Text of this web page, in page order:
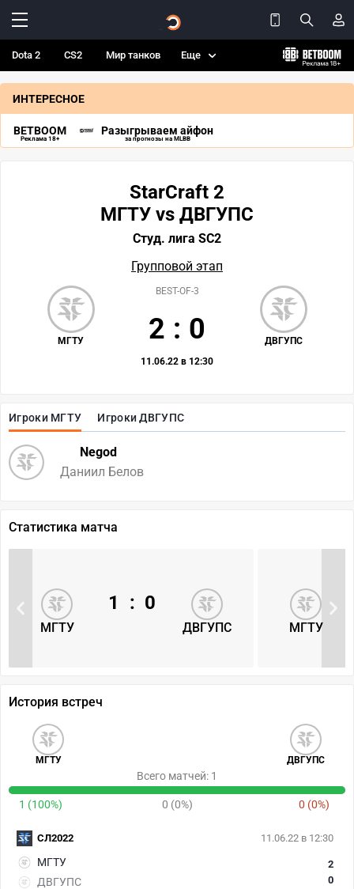
Dota 2 CS2 Мир танков Еще
ИНТЕРЕСНОЕ
BETBOOM
Реклама 18+
Разыгрываем айфон
за прогнозы на MLBB
Игроки МГТУ Игроки ДВГУПС
Negod
Даниил Белов
StarCraft 2
МГТУ vs ДВГУПС
Студ. лига SC2
Групповой этап
МГТУ ДВГУПС
BEST-OF-3
2 : 0
11.06.22 в 12:30
Статистика матча
МГТУ ДВГУПС
1 : 0
МГТУ
История встреч
МГТУ ДВГУПС
Всего матчей: 1
1 (100%) 0 (0%) 0 (0%)
11.06.22 в 12:30
МГТУ
ДВГУПС
2
0
СЛ2022